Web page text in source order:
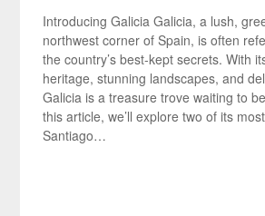
Introducing Galicia Galicia, a lush,
northwest corner of Spain, is often
the country’s best-kept secrets. With
heritage, stunning landscapes, and
Galicia is a treasure trove waiting to
this article, we’ll explore two of its
Santiago…